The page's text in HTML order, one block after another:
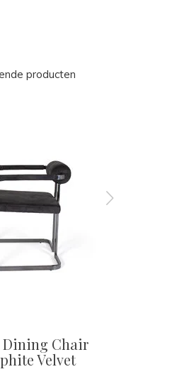
producten
Dining Chair
Velvet